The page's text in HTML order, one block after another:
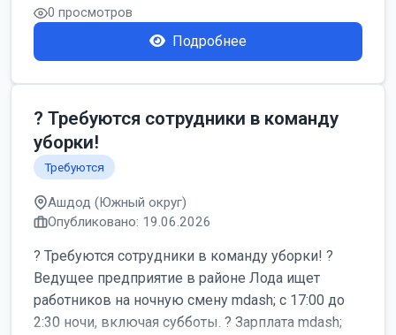
0 просмотров
Подробнее
? Требуются сотрудники в команду
уборки!
Требуются
Ашдод (Южный округ)
Опубликовано: 19.06.2026
? Требуются сотрудники в команду уборки! ?
Ведущее предприятие в районе Лода ищет
работников на ночную смену mdash; с 17:00 до
2:30 ночи, включая субботы. ? Зарплата mdash;